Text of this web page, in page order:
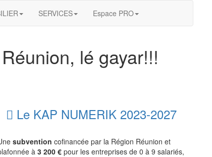
SERVICES Espace PRO
lé gayar!!!
Le KAP NUMERIK 2023-2027
subvention cofinancée par la Région Réunion et
à 3 200 €pour les entreprises de 0 à 9 salariés,